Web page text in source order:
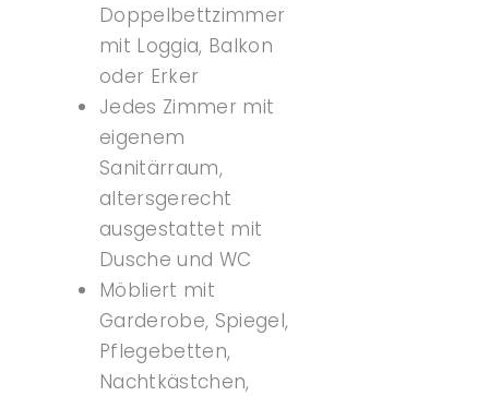
Doppelbettzimmer
mit Loggia, Balkon
oder Erker
Jedes Zimmer mit
eigenem
Sanitärraum,
altersgerecht
ausgestattet mit
Dusche und WC
Möbliert mit
Garderobe, Spiegel,
Pflegebetten,
Nachtkästchen,